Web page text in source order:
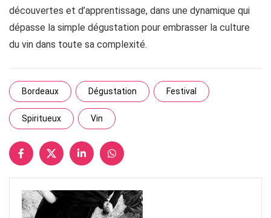
découvertes et d’apprentissage, dans une dynamique qui
dépasse la simple dégustation pour embrasser la culture
du vin dans toute sa complexité.
Bordeaux Dégustation Festival
Spiritueux Vin